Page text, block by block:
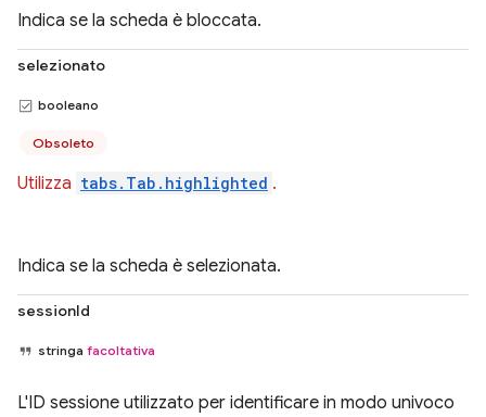
Indica se la scheda è bloccata.
selezionato
booleano
Obsoleto
Utilizza tabs.Tab.highlighted .
Indica se la scheda è selezionata.
sessionId
stringa facoltativa
L'ID sessione utilizzato per identificare in modo univoco